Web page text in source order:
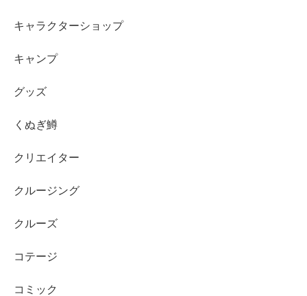
キャラクターショップ
キャンプ
グッズ
くぬぎ鱒
クリエイター
クルージング
クルーズ
コテージ
コミック